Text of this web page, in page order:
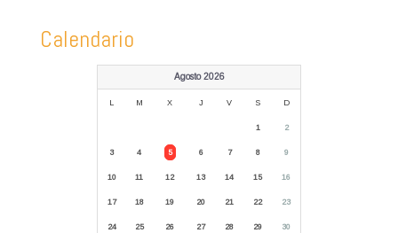
Calendario
Agosto 2026
L M X J V S D
1 2
3 4 5 6 7 8 9
10 11 12 13 14 15 16
17 18 19 20 21 22 23
24 25 26 27 28 29 30